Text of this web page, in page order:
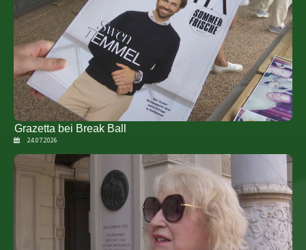
Grazetta bei Break Ball
24.07.2026